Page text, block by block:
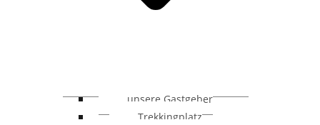
unsere Gastgeber
Trekkingplatz